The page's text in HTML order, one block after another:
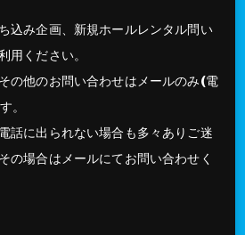
込み企画、新規ホールレンタル問い
用ください。
の他のお問い合わせはメールのみ(電
。
話に出られない場合も多々ありご迷
の場合はメールにてお問い合わせく